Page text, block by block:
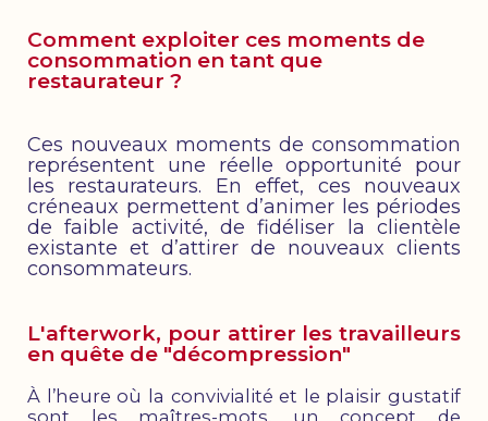
Comment exploiter ces moments de
consommation en tant que
restaurateur ?
Ces nouveaux moments de consommation
représentent une réelle opportunité pour
les restaurateurs. En effet, ces nouveaux
créneaux permettent d’animer les périodes
de faible activité, de fidéliser la clientèle
existante et d’attirer de nouveaux clients
consommateurs.
L'afterwork, pour attirer les travailleurs
en quête de "décompression"
À l’heure où la convivialité et le plaisir gustatif
sont les maîtres-mots, un concept de